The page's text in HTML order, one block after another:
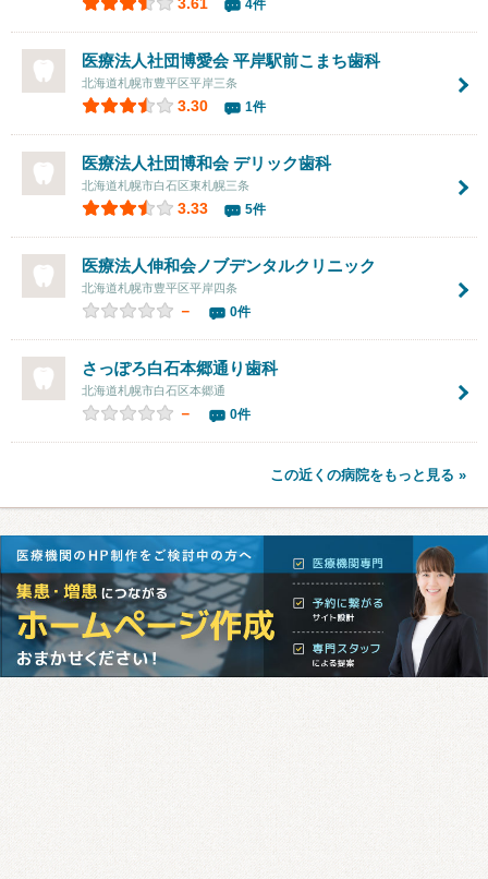
4件
医療法人社団博愛会 平岸駅前こまち歯科
北海道札幌市豊平区平岸三条
3.30 1件
医療法人社団博和会デリック歯科
北海道札幌市白石区東札幌三条
3.33 5件
医療法人伸和会ノブデンタルクリニック
北海道札幌市豊平区平岸四条
－ 0件
さっぽろ白石本郷通り歯科
北海道札幌市白石区本郷通
－ 0件
この近くの病院をもっと見る »